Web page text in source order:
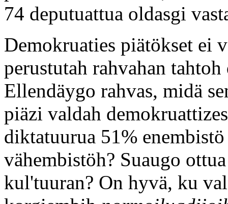
74 deputuattua oldasgi
Demokruaties piätökset ei
perustutah rahvahan
Ellendäygo rahvas, midä
piäzi valdah
diktatuurua 51%
vähembistöh? Suaugo
kul'tuuran? On hyvä, ku